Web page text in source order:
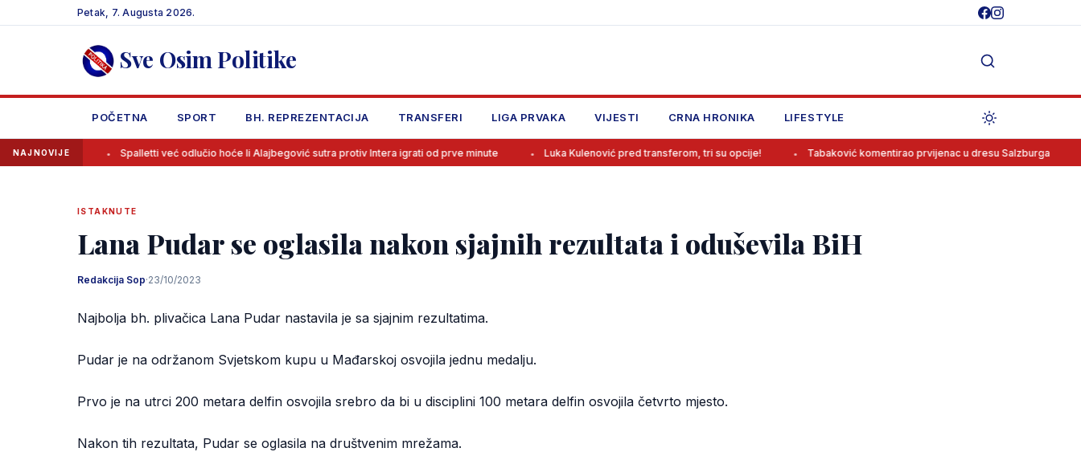
to
Petak, 7. Augusta 2026.
Sve Osim Politike
POČETNA SPORT BH. REPREZENTACIJA TRANSFERI LIGA PRVAKA VIJESTI CRNA HRONIKA LIFESTYLE
NAJNOVIJE Spalletti već odlučio hoće li Alajbegović sutra protiv Intera igrati od prve minute Luka Kulenović pred transferom, tri su opcije! Tabaković komentirao prvijenac u dresu Salzburga Mladi
ISTAKNUTE
Lana Pudar se oglasila nakon sjajnih rezultata i oduševila BiH
Redakcija Sop·23/10/2023
Najbolja bh. plivačica Lana Pudar nastavila je sa sjajnim rezultatima.
Pudar je na održanom Svjetskom kupu u Mađarskoj osvojila jednu medalju.
Prvo je na utrci 200 metara delfin osvojila srebro da bi u disciplini 100 metara delfin osvojila četvrto mjesto.
Nakon tih rezultata, Pudar se oglasila na društvenim mrežama.